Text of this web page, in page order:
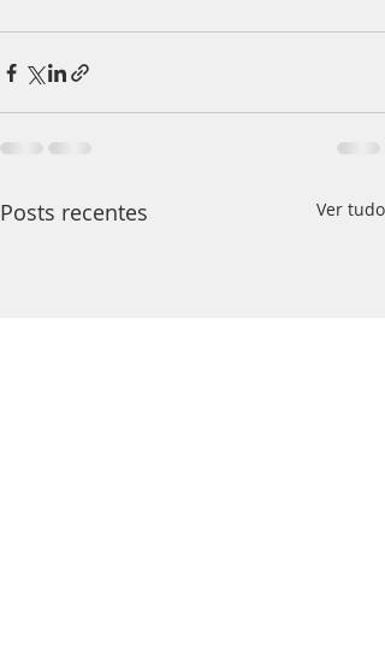
Posts recentes Ver tudo